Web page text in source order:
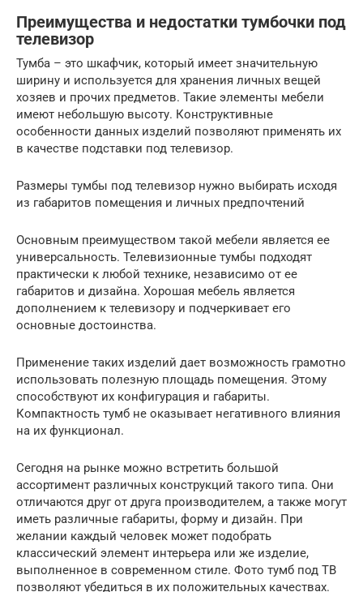
Преимущества и недостатки тумбочки под
телевизор
Тумба – это шкафчик, который имеет значительную
ширину и используется для хранения личных вещей
хозяев и прочих предметов. Такие элементы мебели
имеют небольшую высоту. Конструктивные
особенности данных изделий позволяют применять их
в качестве подставки под телевизор.
Размеры тумбы под телевизор нужно выбирать исходя
из габаритов помещения и личных предпочтений
Основным преимуществом такой мебели является ее
универсальность. Телевизионные тумбы подходят
практически к любой технике, независимо от ее
габаритов и дизайна. Хорошая мебель является
дополнением к телевизору и подчеркивает его
основные достоинства.
Применение таких изделий дает возможность грамотно
использовать полезную площадь помещения. Этому
способствуют их конфигурация и габариты.
Компактность тумб не оказывает негативного влияния
на их функционал.
Сегодня на рынке можно встретить большой
ассортимент различных конструкций такого типа. Они
отличаются друг от друга производителем, а также могут
иметь различные габариты, форму и дизайн. При
желании каждый человек может подобрать
классический элемент интерьера или же изделие,
выполненное в современном стиле. Фото тумб под ТВ
позволяют убедиться в их положительных качествах.